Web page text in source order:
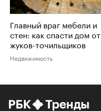
Главный враг мебели и
стен: как спасти дом от
жуков-точильщиков
Недвижимость
РБК Тренды